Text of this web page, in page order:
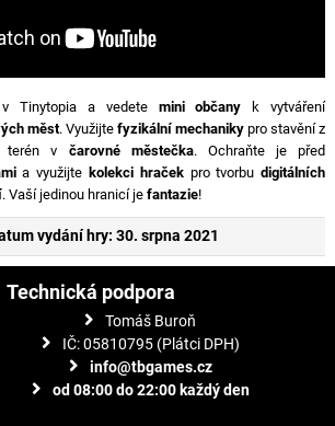
Tinytopia a vedete mini občany k vytváření
měst. Využijtefyzikální mechaniky pro stavění z
terén v čarovné městečka. Ochraňte je před
a využijtekolekci hračekpro tvorbudigitálních
. Vaší jedinou hranicí je fantazie!
vydání hry: 30. srpna 2021
Technická podpora
Tomáš Buroň
IČ: 05810795 (Plátci DPH)
info@tbgames.cz
od 08:00 do 22:00 každý den